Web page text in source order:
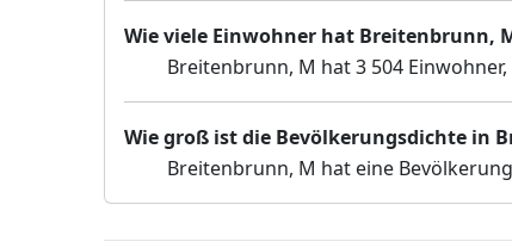
Wie viele Einwohner hat Breitenbrunn,
Breitenbrunn, M hat 3 504
Wie groß ist die Bevölkerungsdichte in
Breitenbrunn, M hat eine